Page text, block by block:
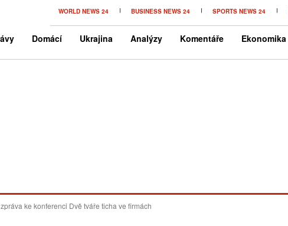
WORLD NEWS 24 BUSINESS NEWS 24 SPORTS NEWS 24
Domácí Ukrajina Analýzy Komentáře Ekonomika
ke konferenci Dvě tváře ticha ve firmách